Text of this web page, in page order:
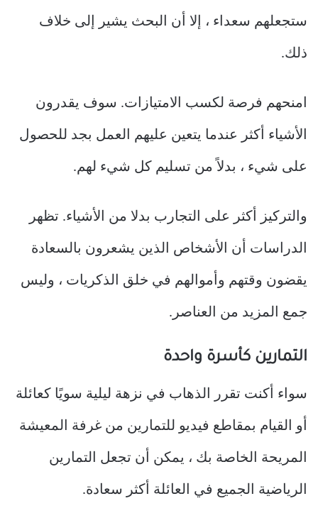
ستجعلهم سعداء ، إلا أن البحث يشير إلى خلاف
ذلك.
امنحهم فرصة لكسب الامتيازات. سوف يقدرون
الأشياء أكثر عندما يتعين عليهم العمل بجد للحصول
على شيء ، بدلاً من تسليم كل شيء لهم.
والتركيز أكثر على التجارب بدلا من الأشياء. تظهر
الدراسات أن الأشخاص الذين يشعرون بالسعادة
يقضون وقتهم وأموالهم في خلق الذكريات ، وليس
جمع المزيد من العناصر.
التمارين كأسرة واحدة
سواء أكنت تقرر الذهاب في نزهة ليلية سويًا كعائلة
أو القيام بمقاطع فيديو للتمارين من غرفة المعيشة
المريحة الخاصة بك ، يمكن أن تجعل التمارين
الرياضية الجميع في العائلة أكثر سعادة.